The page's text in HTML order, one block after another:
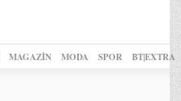
MAGAZİN MODA SPOR BT|EXTRA